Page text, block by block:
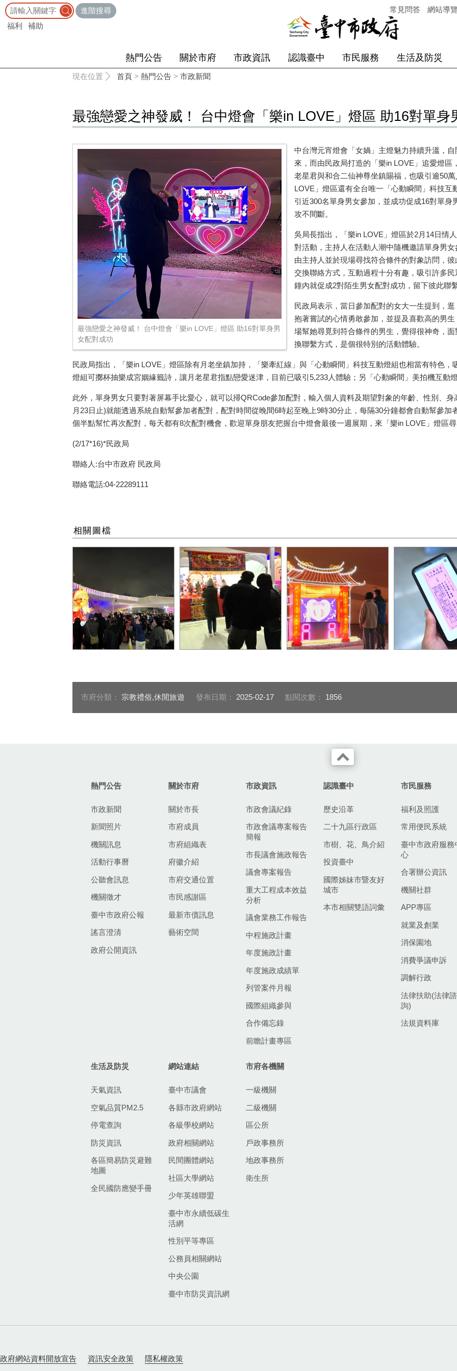
進階搜尋
福利
補助
常見問答 網站導
熱門公告 關於市府 市政資訊 認識臺中 市民服務 生活及防災
現在位置 首頁 > 熱門公告 > 市政新聞
最強戀愛之神發威！ 台中燈會「樂in LOVE」燈區 助16對單身
最強戀愛之神發威！ 台中燈會「樂in LOVE」燈區 助16對單身男
女配對成功
中台灣元宵燈會「女媧」主燈魅力持續升溫，
來，而由民政局打造的「樂in LOVE」追愛燈
老星君與和合二仙神尊坐鎮賜福，也吸引逾50
LOVE」燈區還有全台唯一「心動瞬間」科技
引近300名單身男女參加，並成功促成16對單
攻不間斷。
吳局長指出，「樂in LOVE」燈區於2月14日情
對活動，主持人在活動人潮中隨機邀請單身男
由主持人並於現場尋找符合條件的對象訪問，
交換聯絡方式，互動過程十分有趣，吸引許多
鐘內就促成2對陌生男女配對成功，留下彼此聯
民政局表示，當日參加配對的女大一生提到，
抱著嘗試的心情勇敢參加，並提及喜歡高的男
場幫她尋覓到符合條件的男生，覺得很神奇，
換聯繫方式，是個很特別的活動體驗。
民政局指出，「樂in LOVE」燈區除有月老坐鎮加持，「樂牽紅線」與「心動瞬間」科技互動燈組也相當有特色
燈組可擲杯抽樂成宮姻緣籤詩，讓月老星君指點戀愛迷津，目前已吸引5,233人體驗；另「心動瞬間」美拍機互動
此外，單身男女只要對著屏幕手比愛心，就可以掃QRCode參加配對，輸入個人資料及期望對象的年齡、性別、
月23日止)就能透過系統自動幫參加者配對，配對時間從晚間6時起至晚上9時30分止，每隔30分鐘都會自動幫參
個半點幫忙再次配對，每天都有8次配對機會，歡迎單身朋友把握台中燈會最後一週展期，來「樂in LOVE」燈區
(2/17*16)*民政局
聯絡人:台中市政府 民政局
聯絡電話:04-22289111
相關圖檔
_0
眾前往參拜祈福_0
杯抽樂成宮姻緣籤詩，讓月
老星君指點
市府分類： 宗教禮俗,休閒旅遊 發布日期： 2025-02-17 點閱次數： 1856
熱門公告
市政新聞
新聞照片
機關訊息
活動行事曆
公聽會訊息
機關徵才
臺中市政府公報
謠言澄清
政府公開資訊
關於市府
關於市長
市府成員
市府組織表
府徽介紹
市府交通位置
市民感謝區
最新市債訊息
藝術空間
市政資訊
市政會議紀錄
市政會議專案報告
簡報
市長議會施政報告
議會專案報告
重大工程成本效益
分析
議會業務工作報告
中程施政計畫
年度施政計畫
年度施政成績單
列管案件月報
國際組織參與
合作備忘錄
前瞻計畫專區
認識臺中
歷史沿革
二十九區行政區
市樹、花、鳥介紹
投資臺中
國際姊妹市暨友好
城市
本市相關雙語詞彙
市民服務
福利及照護
常用便民系統
臺中市政府服務
心
合署辦公資訊
機關社群
APP專區
就業及創業
消保園地
消費爭議申訴
調解行政
法律扶助(法律諮
詢)
法規資料庫
生活及防災
天氣資訊
空氣品質PM2.5
停電查詢
防災資訊
各區簡易防災避難
地圖
全民國防應變手冊
網站連結
臺中市議會
各縣市政府網站
各級學校網站
政府相關網站
民間團體網站
社區大學網站
少年英雄聯盟
臺中市永續低碳生
活網
性別平等專區
公務員相關網站
中央公園
臺中市防災資訊網
市府各機關
一級機關
二級機關
區公所
戶政事務所
地政事務所
衛生所
政府網站資料開放宣告 資訊安全政策 隱私權政策